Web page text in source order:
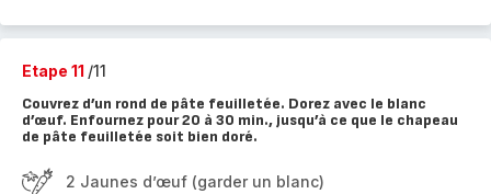
Etape 11 /11
Couvrez d’un rond de pâte feuilletée. Dorez avec le blanc
d’œuf. Enfournez pour 20 à 30 min., jusqu’à ce que le chapeau
de pâte feuilletée soit bien doré.
2 Jaunes d’œuf (garder un blanc)